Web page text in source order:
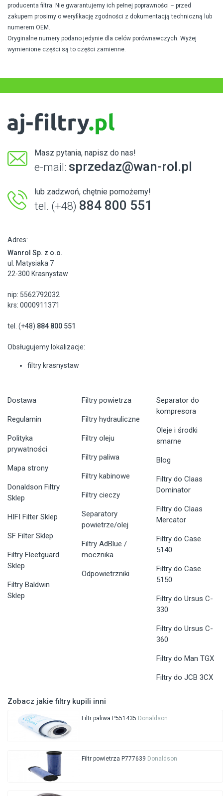
producenta filtra. Nie gwarantujemy ich pełnej poprawności – przed
zakupem prosimy o weryfikację zgodności z dokumentacją techniczną lub
numerem OEM.
Oryginalne numery podano jedynie dla celów porównawczych. Wyżej
wymienione części są to części zamienne.
Masz pytania, napisz do nas!
e-mail: sprzedaz@wan-rol.pl
lub zadzwoń, chętnie pomożemy!
tel. (+48) 884 800 551
Adres:
Wanrol Sp. z o.o.
ul. Matysiaka 7
22-300 Krasnystaw
nip: 5562792032
krs: 0000911371
tel. (+48) 884 800 551
Obsługujemy lokalizacje:
filtry krasnystaw
Dostawa
Regulamin
Polityka
prywatności
Mapa strony
Donaldson Filtry
Sklep
HIFI Filter Sklep
SF Filter Sklep
Filtry Fleetguard
Sklep
Filtry Baldwin
Sklep
Filtry powietrza
Filtry hydrauliczne
Filtry oleju
Filtry paliwa
Filtry kabinowe
Filtry cieczy
Separatory
powietrze/olej
Filtry AdBlue /
mocznika
Odpowietrzniki
Separator do
kompresora
Oleje i środki
smarne
Blog
Filtry do Claas
Dominator
Filtry do Claas
Mercator
Filtry do Case
5140
Filtry do Case
5150
Filtry do Ursus C-
330
Filtry do Ursus C-
360
Filtry do Man TGX
Filtry do JCB 3CX
Zobacz jakie filtry kupili inni
Filtr paliwa P551435 Donaldson
Filtr powietrza P777639 Donaldson